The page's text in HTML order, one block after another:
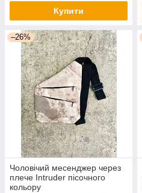
Купити
–26%
Чоловічий месенджер через
плече Intruder пісочного
кольору